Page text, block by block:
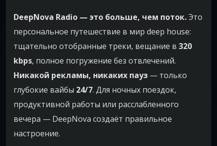
DeepNova Radio — это больше, чем поток.Это
персональное путешествие в мир deep house:
тщательно отобранные треки, вещание в 320
kbps, полное погружение без отвлечений.
Никакой рекламы, никаких пауз — только
глубокие вайбы 24/7. Для ночных поездок,
продуктивной работы или расслабленного
вечера — DeepNova создаёт правильное
настроение.